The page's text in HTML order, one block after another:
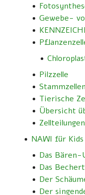
Gewebe-
Pilzzelle
Stammzellen
Tierische
Übersicht
NAWI für Kids
Das
Das
Der
Der